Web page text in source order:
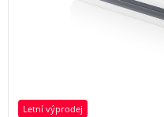
Letní výprodej